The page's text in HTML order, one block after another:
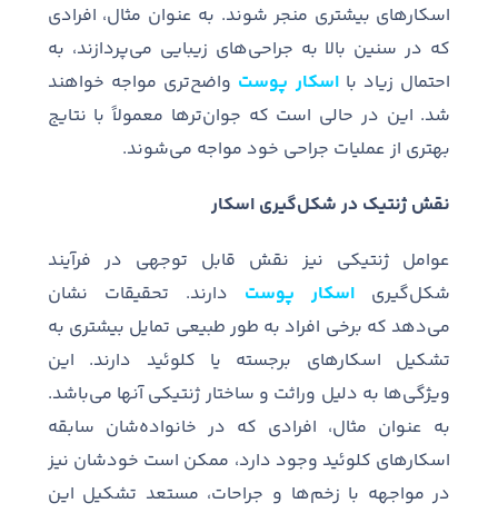
اسکارهای بیشتری منجر شوند. به عنوان مثال، افرادی
که در سنین بالا به جراحیهای زیبایی میپردازند، به
احتمال زیاد بااسکار پوست واضحتری مواجه خواهند
شد. این در حالی است که جوانترها معمولاً با نتایج
بهتری از عملیات جراحی خود مواجه میشوند.
نقش ژنتیک در شکل‌گیری اسکار
عوامل ژنتیکی نیز نقش قابل توجهی در فرآیند
شکلگیری اسکار پوست دارند. تحقیقات نشان
میدهد که برخی افراد به طور طبیعی تمایل بیشتری به
تشکیل اسکارهای برجسته یا کلوئید دارند. این
ویژگیها به دلیل وراثت و ساختار ژنتیکی آنها میباشد.
به عنوان مثال، افرادی که در خانوادهشان سابقه
اسکارهای کلوئید وجود دارد، ممکن است خودشان نیز
در مواجهه با زخمها و جراحات، مستعد تشکیل این